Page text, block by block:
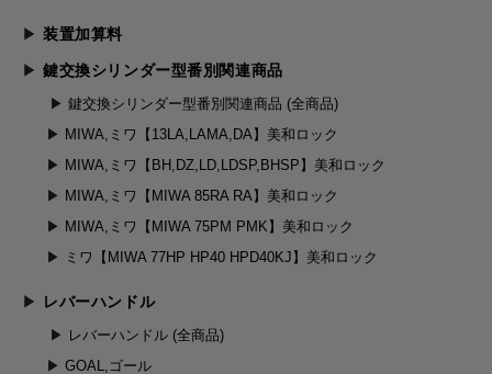
装置加算料
鍵交換シリンダー型番別関連商品
鍵交換シリンダー型番別関連商品 (全商品)
MIWA,ミワ【13LA,LAMA,DA】美和ロック
MIWA,ミワ【BH,DZ,LD,LDSP,BHSP】美和ロック
MIWA,ミワ【MIWA 85RA RA】美和ロック
MIWA,ミワ【MIWA 75PM PMK】美和ロック
ミワ【MIWA 77HP HP40 HPD40KJ】美和ロック
レバーハンドル
レバーハンドル (全商品)
GOAL,ゴール